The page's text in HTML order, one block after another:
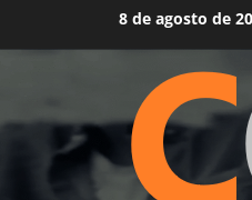
8 de agosto de